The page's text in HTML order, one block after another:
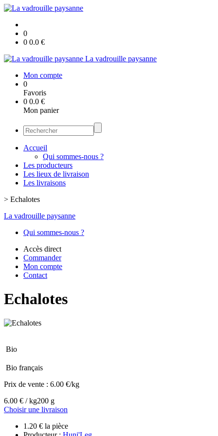
0
0 0.0 €
La vadrouille paysanne
Mon compte
0
Favoris
0 0.0 €
Mon panier
Accueil
Qui sommes-nous ?
Les producteurs
Les lieux de livraison
Les livraisons
> Echalotes
La vadrouille paysanne
Qui sommes-nous ?
Accès direct
Commander
Mon compte
Contact
Echalotes
Bio
Bio français
Prix de vente : 6.00 €/kg
6.00 € / kg200 g
Choisir une livraison
1.20 € la pièce